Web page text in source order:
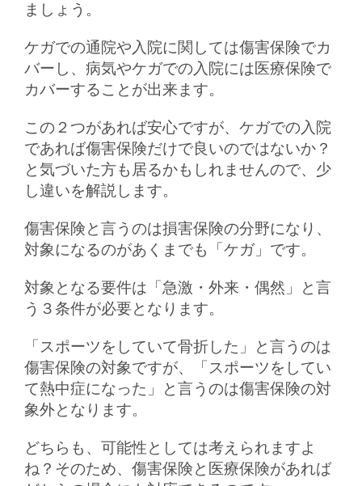
ましょう。
ケガでの通院や入院に関しては傷害保険でカ
バーし、病気やケガでの入院には医療保険で
カバーすることが出来ます。
この２つがあれば安心ですが、ケガでの入院
であれば傷害保険だけで良いのではないか？
と気づいた方も居るかもしれませんので、少
し違いを解説します。
傷害保険と言うのは損害保険の分野になり、
対象になるのがあくまでも「ケガ」です。
対象となる要件は「急激・外来・偶然」と言
う３条件が必要となります。
「スポーツをしていて骨折した」と言うのは
傷害保険の対象ですが、「スポーツをしてい
て熱中症になった」と言うのは傷害保険の対
象外となります。
どちらも、可能性としては考えられますよ
ね？そのため、傷害保険と医療保険があれば